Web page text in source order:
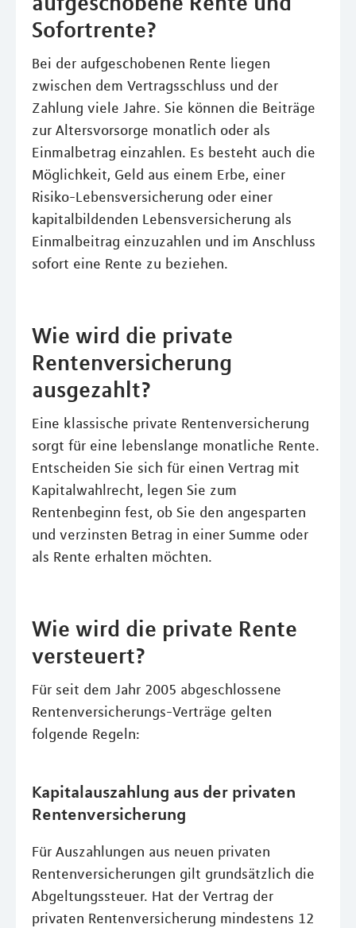
Sofortrente?
Bei der aufgeschobenen Rente liegen
zwischen dem Vertragsschluss und der
Zahlung viele Jahre. Sie können die Beiträge
zur Altersvorsorge monatlich oder als
Einmalbetrag einzahlen. Es besteht auch die
Möglichkeit, Geld aus einem Erbe, einer
Risiko-Lebensversicherung oder einer
kapitalbildenden Lebensversicherung als
Einmalbeitrag einzuzahlen und im Anschluss
sofort eine Rente zu beziehen.
Wie wird die private
Rentenversicherung
ausgezahlt?
Eine klassische private Rentenversicherung
sorgt für eine lebenslange monatliche Rente.
Entscheiden Sie sich für einen Vertrag mit
Kapitalwahlrecht, legen Sie zum
Rentenbeginn fest, ob Sie den angesparten
und verzinsten Betrag in einer Summe oder
als Rente erhalten möchten.
Wie wird die private Rente
versteuert?
Für seit dem Jahr 2005 abgeschlossene
Rentenversicherungs-Verträge gelten
folgende Regeln:
Kapitalauszahlung aus der privaten
Rentenversicherung
Für Auszahlungen aus neuen privaten
Rentenversicherungen gilt grundsätzlich die
Abgeltungssteuer. Hat der Vertrag der
privaten Rentenversicherung mindestens 12